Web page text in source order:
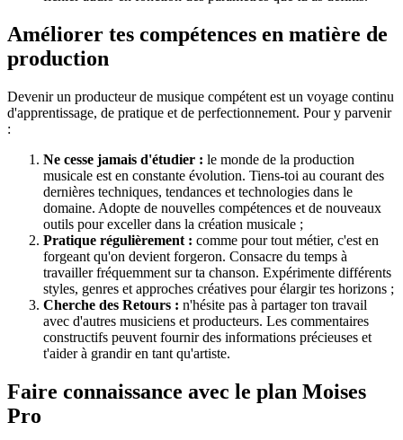
Améliorer tes compétences en matière de
production
Devenir un producteur de musique compétent est un voyage continu
d'apprentissage, de pratique et de perfectionnement. Pour y parvenir
:
Ne cesse jamais d'étudier : le monde de la production
musicale est en constante évolution. Tiens-toi au courant des
dernières techniques, tendances et technologies dans le
domaine. Adopte de nouvelles compétences et de nouveaux
outils pour exceller dans la création musicale ;
Pratique régulièrement : comme pour tout métier, c'est en
forgeant qu'on devient forgeron. Consacre du temps à
travailler fréquemment sur ta chanson. Expérimente différents
styles, genres et approches créatives pour élargir tes horizons ;
Cherche des Retours : n'hésite pas à partager ton travail
avec d'autres musiciens et producteurs. Les commentaires
constructifs peuvent fournir des informations précieuses et
t'aider à grandir en tant qu'artiste.
Faire connaissance avec le plan Moises
Pro